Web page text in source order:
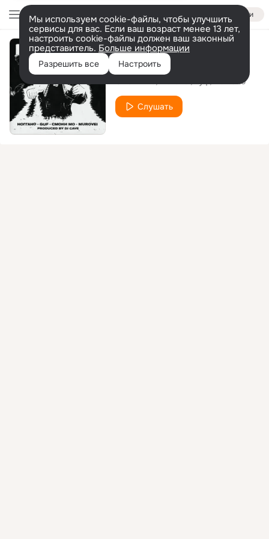
Войти
Мы используем cookie-файлы, чтобы улучшить
сервисы для вас. Если ваш возраст менее 13 лет,
настроить cookie-файлы должен ваш законный
представитель. Больше информации
Разрешить все Настроить
OZZY
Ноггано
Слушать